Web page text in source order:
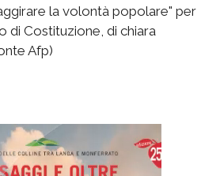
la volontà popolare" per
di Costituzione, di chiara
Afp)